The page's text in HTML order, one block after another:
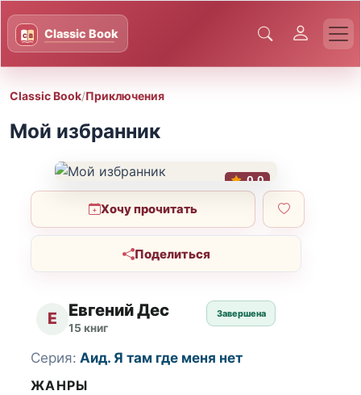
Classic Book/Приключения
Мой избранник
0.0
Хочу прочитать
Поделиться
Е Евгений Дес
15 книг
Завершена
Серия: Аид. Я там где меня нет
ЖАНРЫ